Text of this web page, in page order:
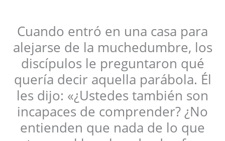
Cuando entró en una casa para
alejarse de la muchedumbre, los
discípulos le preguntaron qué
quería decir aquella parábola. Él
les dijo: «¿Ustedes también son
incapaces de comprender? ¿No
entienden que nada de lo que